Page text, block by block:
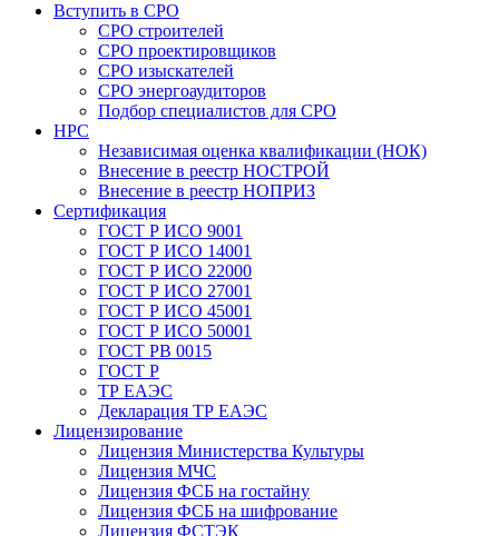
Вступить в СРО
СРО строителей
СРО проектировщиков
СРО изыскателей
СРО энергоаудиторов
Подбор специалистов для СРО
НРС
Независимая оценка квалификации (НОК)
Внесение в реестр НОСТРОЙ
Внесение в реестр НОПРИЗ
Сертификация
ГОСТ Р ИСО 9001
ГОСТ Р ИСО 14001
ГОСТ Р ИСО 22000
ГОСТ Р ИСО 27001
ГОСТ Р ИСО 45001
ГОСТ Р ИСО 50001
ГОСТ РВ 0015
ГОСТ Р
ТР ЕАЭС
Декларация ТР ЕАЭС
Лицензирование
Лицензия Министерства Культуры
Лицензия МЧС
Лицензия ФСБ на гостайну
Лицензия ФСБ на шифрование
Лицензия ФСТЭК